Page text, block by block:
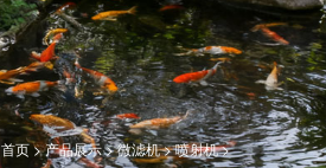
首页>产品展示>微滤机>喷射机>